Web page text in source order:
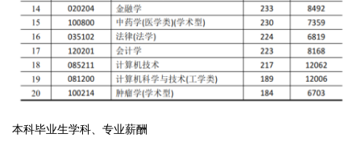
本科毕业生学科、专业薪酬